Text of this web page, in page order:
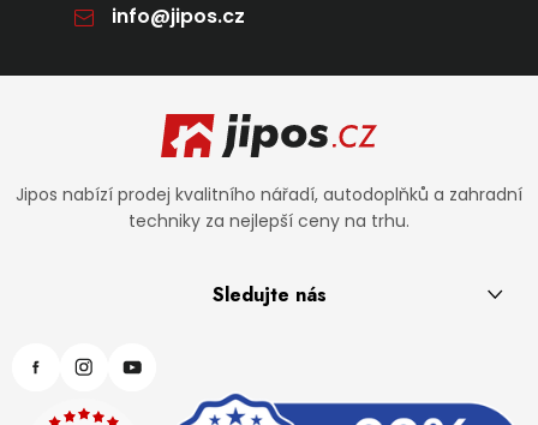
info@jipos.cz
Zápatí
Jipos nabízí prodej kvalitního nářadí, autodoplňků a zahradní
techniky za nejlepší ceny na trhu.
Sledujte nás